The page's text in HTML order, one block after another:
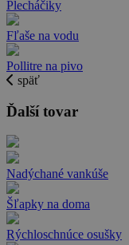
Plecháčiky
Fľaše na vodu
Pollitre na pivo
späť
Ďalší tovar
Nadýchané vankúše
Šľapky na doma
Rýchloschnúce osušky